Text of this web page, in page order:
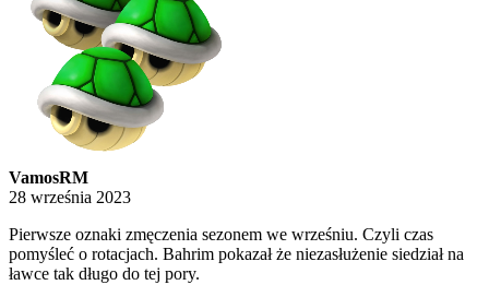
VamosRM
28 września 2023
Pierwsze oznaki zmęczenia sezonem we wrześniu. Czyli czas
pomyśleć o rotacjach. Bahrim pokazał że niezasłużenie siedział na
ławce tak długo do tej pory.